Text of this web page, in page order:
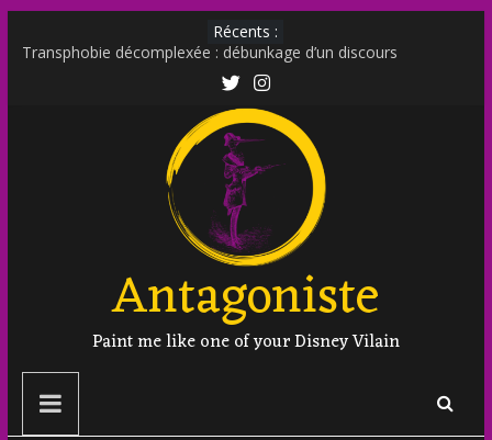
Récents :
Transphobie décomplexée : débunkage d’un discours
Transmania : le fantasme transphobe de Moutot et Stern
Muscle Mommy : analyse d’un phénomène venu des social
Militer sur le net est-il un non sens ?
Outing et photographie : comment faire ?
Antagoniste
Paint me like one of your Disney Vilain